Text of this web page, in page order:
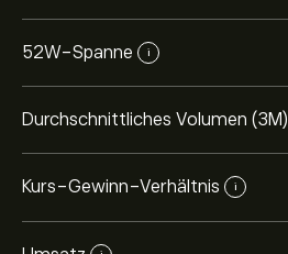
52W-Spanne i
Durchschnittliches Volumen (3M)
Kurs-Gewinn-Verhältnis i